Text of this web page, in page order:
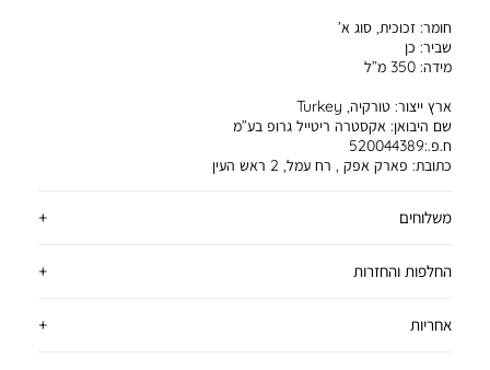
משלוחים
החלפות והחזרות
אחריות
חומר: זכוכית, סוג א’
שביר: כן
מידה: 350 מ”ל
ארץ ייצור: טורקיה, Turkey
שם היבואן: אקסטרה ריטייל גרופ בע”מ
ח.פ.:520044389
כתובת: פארק אפק , רח עמל, 2 ראש העין